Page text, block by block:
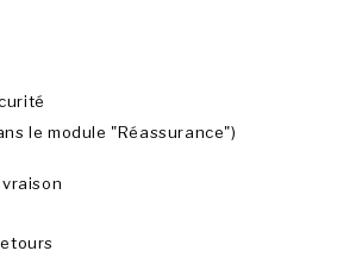
le module "Réassurance")